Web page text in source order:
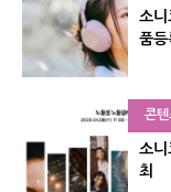
소
품등
콘텐
소니
최